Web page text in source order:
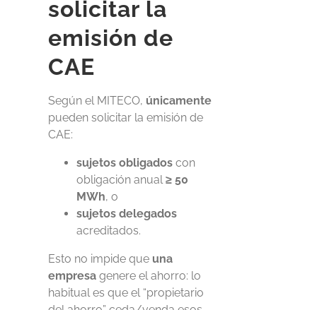
solicitar la
emisión de
CAE
Según el MITECO, únicamente
pueden solicitar la emisión de
CAE:
sujetos obligadoscon
obligación anual ≥ 50
MWh, o
sujetos delegados
acreditados.
Esto no impide que una
empresagenere el ahorro: lo
habitual es que el “propietario